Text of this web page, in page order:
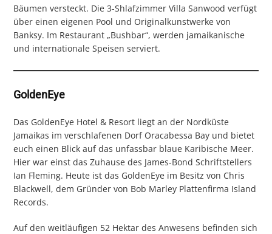
Bäumen versteckt. Die 3-Shlafzimmer Villa Sanwood verfügt
über einen eigenen Pool und Originalkunstwerke von
Banksy. Im Restaurant „Bushbar“, werden jamaikanische
und internationale Speisen serviert.
GoldenEye
Das GoldenEye Hotel & Resort liegt an der Nordküste
Jamaikas im verschlafenen Dorf Oracabessa Bay und bietet
euch einen Blick auf das unfassbar blaue Karibische Meer.
Hier war einst das Zuhause des James-Bond Schriftstellers
Ian Fleming. Heute ist das GoldenEye im Besitz von Chris
Blackwell, dem Gründer von Bob Marley Plattenfirma Island
Records.
Auf den weitläufigen 52 Hektar des Anwesens befinden sich